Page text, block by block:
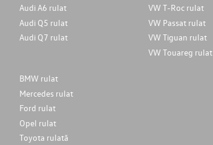
Audi A6 rulat
Audi Q5 rulat
Audi Q7 rulat
VW T-Roc rulat
VW Passat rulat
VW Tiguan rulat
VW Touareg rulat
BMW rulat
Mercedes rulat
Ford rulat
Opel rulat
Toyota rulată